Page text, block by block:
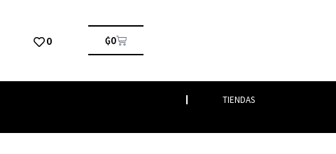
0 ₲0
TIENDAS